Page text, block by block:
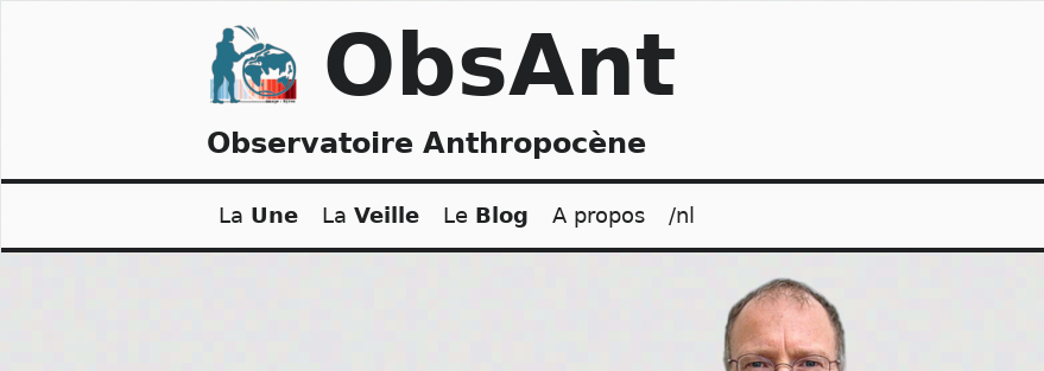
ObsAnt
Observatoire Anthropocène
La Une La Veille Le Blog A propos /nl